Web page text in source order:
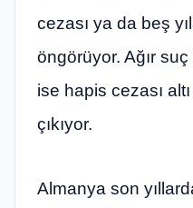
cezası ya da beş
öngörüyor. Ağır
ise hapis cezası
çıkıyor.
Almanya son